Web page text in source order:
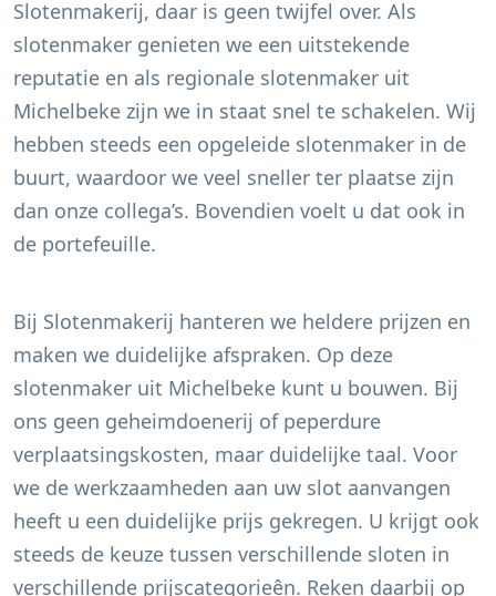
Slotenmakerij, daar is geen twijfel over. Als
slotenmaker genieten we een uitstekende
reputatie en als regionale slotenmaker uit
Michelbeke zijn we in staat snel te schakelen. Wij
hebben steeds een opgeleide slotenmaker in de
buurt, waardoor we veel sneller ter plaatse zijn
dan onze collega’s. Bovendien voelt u dat ook in
de portefeuille.
Bij Slotenmakerij hanteren we heldere prijzen en
maken we duidelijke afspraken. Op deze
slotenmaker uit Michelbeke kunt u bouwen. Bij
ons geen geheimdoenerij of peperdure
verplaatsingskosten, maar duidelijke taal. Voor
we de werkzaamheden aan uw slot aanvangen
heeft u een duidelijke prijs gekregen. U krijgt ook
steeds de keuze tussen verschillende sloten in
verschillende prijscategorieên. Reken daarbij op